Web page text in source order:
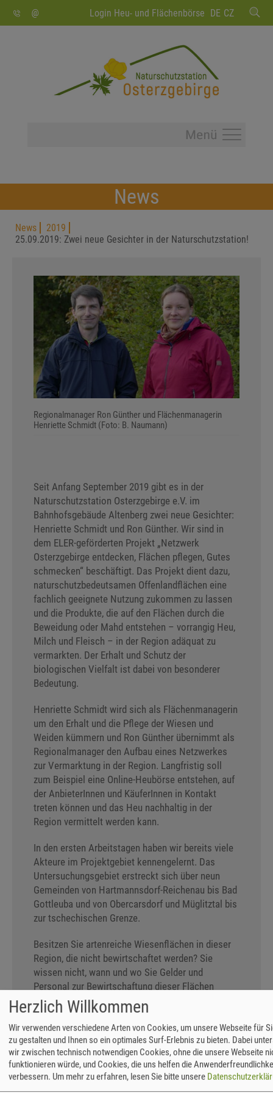
Login Heu- und Flächenbörse DE CZ
News
News
2019
25.09.2019: Zwei neue Gesichter in der Naturschutzstation!
Regionalmanager Ron Günther und Flächenmanagerin
Henriette Schmidt (Foto: B. Naumann)
Seit Anfang September 2019 gibt es in der
Naturschutzstation Osterzgebirge e.V. im
Bahnhofsgebäude Altenberg zwei neue Gesichter:
Henriette Schmidt und Ron Günther. Wir sind in
dem ELER-geförderten Projekt „Netzwerk
Osterzgebirge entdecken, Flächen pflegen, Gutes
schmecken“ beschäftigt. Das Projekt dient dazu,
naturschutzbedeutsamen Offenlandflächen eine
fachlich geeignete Nutzung zukommen zu lassen
und die Produkte, die auf den Flächen durch die
Beweidung oder Mahd entstehen – vorrangig Heu,
Milch und Fleisch – in der Region adäquat zu
vermarkten. Der Erhalt und Schutz der
biologischen Vielfalt ist dabei von besonderer
Bedeutung.
Henriette Schmidt wird sich als Flächenmanagerin
um den Erhalt und die Pflege der Wiesen und
Weiden kümmern und Ron Günther übernimmt als
Regionalmanager den Aufbau eines Netzwerkes
zur Vermarktung in der Region. Langfristig soll
zum Beispiel eine Online-Heubörse entstehen, auf
der AnbieterInnen und KäuferInnen in Kontakt
treten können und das Heu nachhaltig in der
Region vermittelt werden kann.
In den ersten Arbeitstagen haben wir bereits viele
Akteure im Projektgebiet kennengelernt. Das
Untersuchungsgebiet erstreckt sich über neun
Gemeinden von Hartmannsdorf-Reichenau bis Bad
Gottleuba und von Obercarsdorf und Müglitztal bis
zur tschechischen Grenze.
Besitzen Sie artenreiche Wiesenflächen in dieser
Region, die nicht bewirtschaftet werden? Sie
wissen nicht, wann und wo Sie Gelder und
Personal zur Bewirtschaftung dieser Flächen
auftreiben sollen? Sie besitzen Tiere, die eine
größere Weide benötigen oder Sie brauchen nach
regenarmen Sommern mehr Futter für den Winter,
um Ihre Herde zu erhalten? Sie suchen einen
regionalen Schlachter, suchen eine Gaststätte mit
regionalem Angebot oder haben Anregungen,
welche Strukturen für eine Vermarktung in der
Herzlich Willkommen
Wir verwenden verschiedene Arten von Cookies, um unsere Webseite für
zu gestalten und Ihnen so ein optimales Surf-Erlebnis zu bieten. Dabei
wir zwischen technisch notwendigen Cookies, ohne die unsere Webseite
funktionieren würde, und Cookies, die uns helfen die
verbessern. Um mehr zu erfahren, lesen Sie bitte unsere